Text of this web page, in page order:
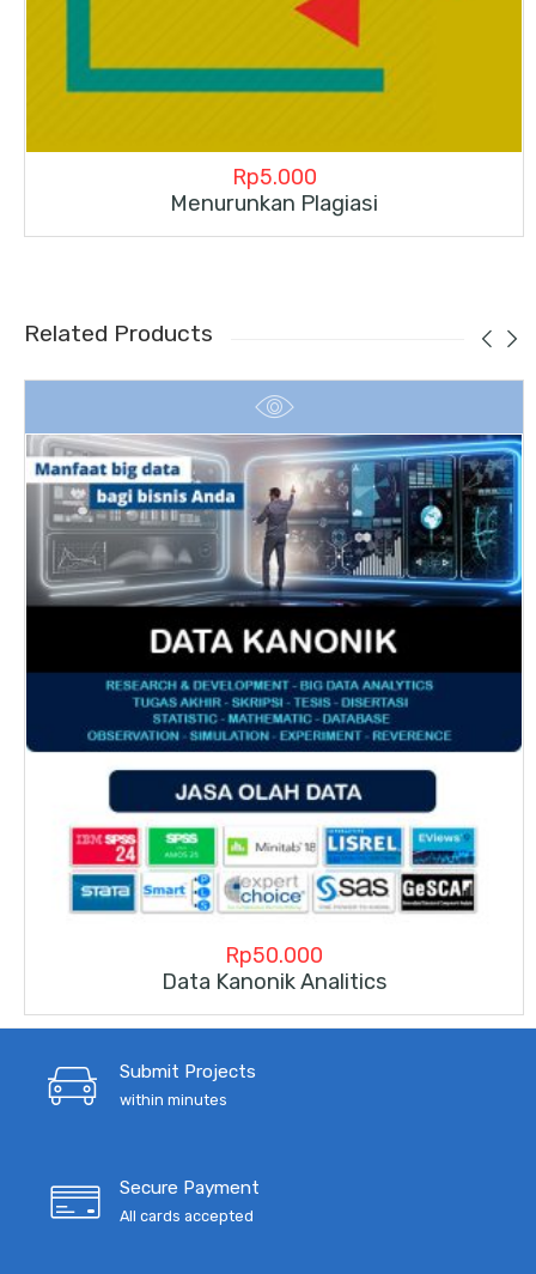
Rp5.000
Menurunkan Plagiasi
Related Products
Rp50.000
Data Kanonik Analitics
Submit Projects
within minutes
Secure Payment
All cards accepted